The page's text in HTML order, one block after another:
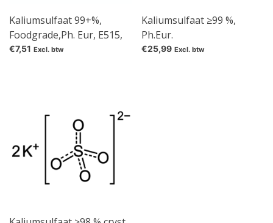
Kaliumsulfaat 99+%,
Foodgrade,Ph. Eur, E515,
zuiver
€7,51 Excl. btw
Kaliumsulfaat ≥99 %,
Ph.Eur.
€25,99 Excl. btw